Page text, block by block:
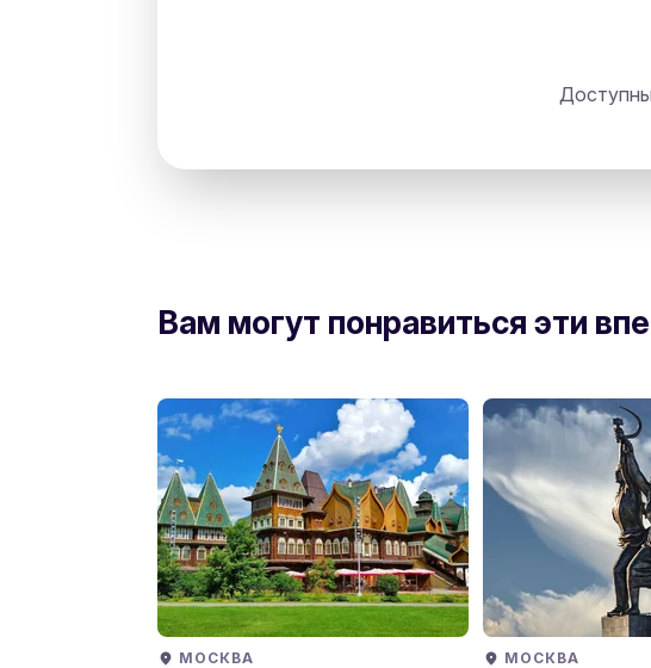
Вам могут понравиться эти
МОСКВА МОСКВА